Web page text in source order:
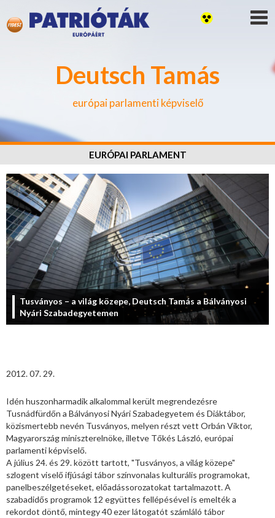
Deutsch Tamás
európai parlamenti képviselő
EURÓPAI PARLAMENT
Tusványos – a világ közepe, Deutsch Tamás a Bálványosi
Nyári Szabadegyetemen
2012. 07. 29.
Idén huszonharmadik alkalommal került megrendezésre
Tusnádfürdőn a Bálványosi Nyári Szabadegyetem és Diáktábor,
közismertebb nevén Tusványos, melyen részt vett Orbán Viktor,
Magyarország miniszterelnöke, illetve Tőkés László, európai
parlamenti képviselő.
A július 24. és 29. között tartott, "Tusványos, a világ közepe"
szlogent viselő ifjúsági tábor színvonalas kulturális programokat,
panelbeszélgetéseket, előadássorozatokat tartalmazott. A
szabadidős programok 12 együttes fellépésével is emelték a
rekordot döntő, mintegy 40 ezer látogatót számláló tábor